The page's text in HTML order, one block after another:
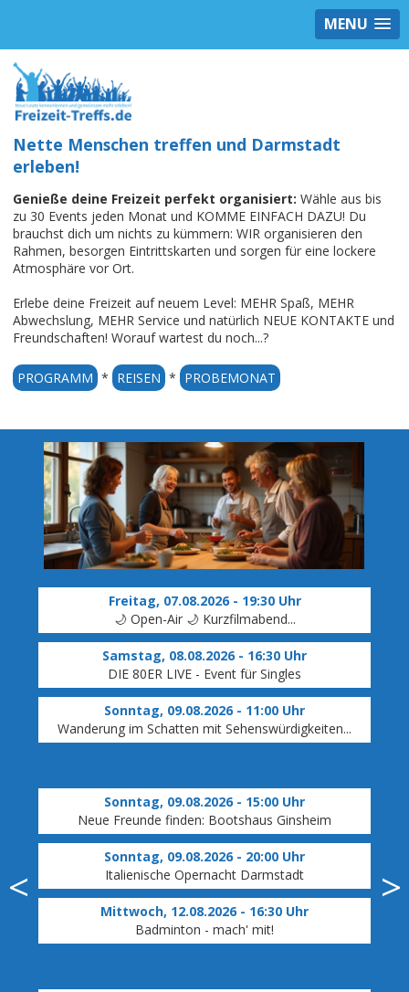
MENU
Nette Menschen treffen und Darmstadt
erleben!
Genieße deine Freizeit perfekt organisiert: Wähle aus bis
zu 30 Events jeden Monat und KOMME EINFACH DAZU! Du
brauchst dich um nichts zu kümmern: WIR organisieren den
Rahmen, besorgen Eintrittskarten und sorgen für eine lockere
Atmosphäre vor Ort.
Erlebe deine Freizeit auf neuem Level: MEHR Spaß, MEHR
Abwechslung, MEHR Service und natürlich NEUE KONTAKTE und
Freundschaften! Worauf wartest du noch...?
PROGRAMM * REISEN * PROBEMONAT
Freitag, 07.08.2026 - 19:30 Uhr
🌙 Open-Air 🌙 Kurzfilmabend...
Samstag, 08.08.2026 - 16:30 Uhr
DIE 80ER LIVE - Event für Singles
Sonntag, 09.08.2026 - 11:00 Uhr
Wanderung im Schatten mit Sehenswürdigkeiten...
Sonntag, 09.08.2026 - 15:00 Uhr
Neue Freunde finden: Bootshaus Ginsheim
Sonntag, 09.08.2026 - 20:00 Uhr
Italienische Opernacht Darmstadt
Mittwoch, 12.08.2026 - 16:30 Uhr
Badminton - mach' mit!